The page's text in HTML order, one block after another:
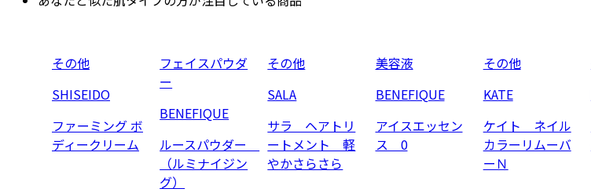
その他
SHISEIDO
ファーミング ボ
ディークリーム
フェイスパウダ
ー
BENEFIQUE
ルースパウダー
（ルミナイジン
グ）
その他
SALA
サラ ヘアトリ
ートメント 軽
やかさらさら
美容液
BENEFIQUE
アイスエッセン
ス 0
その他
KATE
ケイト ネイル
カラーリムーバ
ーＮ